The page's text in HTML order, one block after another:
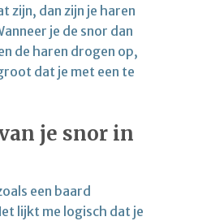
zijn, dan zijn je haren
je de snor dan
de haren drogen op,
dat je met een te
je snor in
een baard
lijkt me logisch dat je